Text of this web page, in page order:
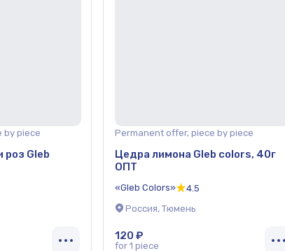
by piece
роз Gleb
Permanent offer, piece by piece
Цедра лимона Gleb colors, 40г
ОПТ
«Gleb Colors»
4.5
Россия, Тюмень
120 ₽
for 1 piece